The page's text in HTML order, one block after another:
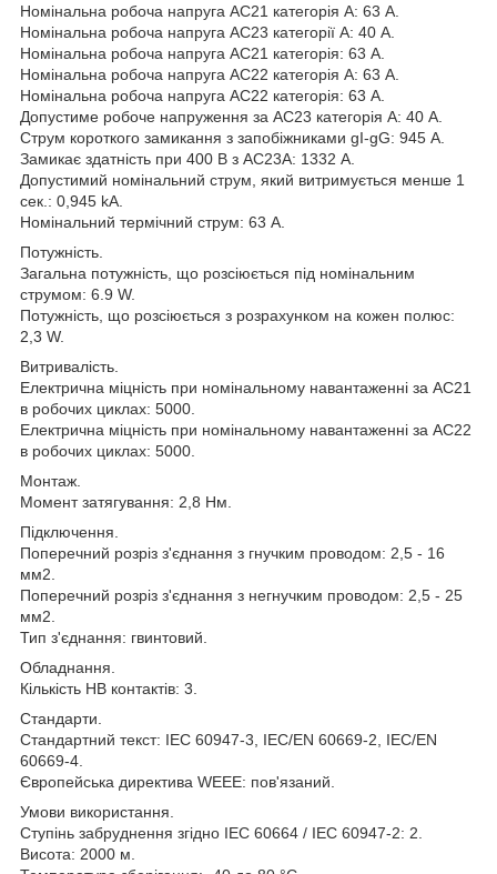
Номінальна робоча напруга АС21 категорія А: 63 А.
Номінальна робоча напруга АС23 категорії А: 40 А.
Номінальна робоча напруга АС21 категорія: 63 А.
Номінальна робоча напруга АС22 категорія А: 63 А.
Номінальна робоча напруга АС22 категорія: 63 А.
Допустиме робоче напруження за АС23 категорія А: 40 А.
Струм короткого замикання з запобіжниками gI-gG: 945 А.
Замикає здатність при 400 В з AC23A: 1332 А.
Допустимий номінальний струм, який витримується менше 1
сек.: 0,945 kA.
Номінальний термічний струм: 63 А.
Потужність.
Загальна потужність, що розсіюється під номінальним
струмом: 6.9 W.
Потужність, що розсіюється з розрахунком на кожен полюс:
2,3 W.
Витривалість.
Електрична міцність при номінальному навантаженні за АС21
в робочих циклах: 5000.
Електрична міцність при номінальному навантаженні за АС22
в робочих циклах: 5000.
Монтаж.
Момент затягування: 2,8 Нм.
Підключення.
Поперечний розріз з'єднання з гнучким проводом: 2,5 - 16
мм2.
Поперечний розріз з'єднання з негнучким проводом: 2,5 - 25
мм2.
Тип з'єднання: гвинтовий.
Обладнання.
Кількість НВ контактів: 3.
Стандарти.
Стандартний текст: IEC 60947-3, IEC/EN 60669-2, IEC/EN
60669-4.
Європейська директива WEEE: пов'язаний.
Умови використання.
Ступінь забруднення згідно IEC 60664 / IEC 60947-2: 2.
Висота: 2000 м.